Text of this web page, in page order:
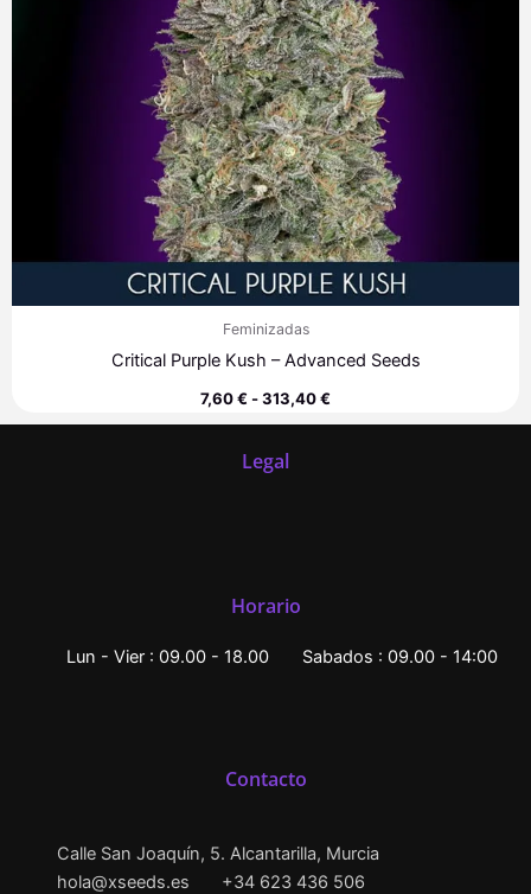
Feminizadas
Critical Purple Kush – Advanced Seeds
7,60€-313,40€
Legal
Horario
Lun - Vier : 09.00 - 18.00 Sabados : 09.00 - 14:00
Contacto
Calle San Joaquín, 5. Alcantarilla, Murcia
hola@xseeds.es
+34 623 436 506